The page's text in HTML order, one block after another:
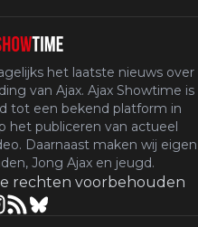
het laatste nieuws over
van Ajax. Ajax Showtime is
tot een bekend platform in
het publiceren van actueel
Daarnaast maken wij eigen
Jong Ajax en jeugd.
rechten voorbehouden